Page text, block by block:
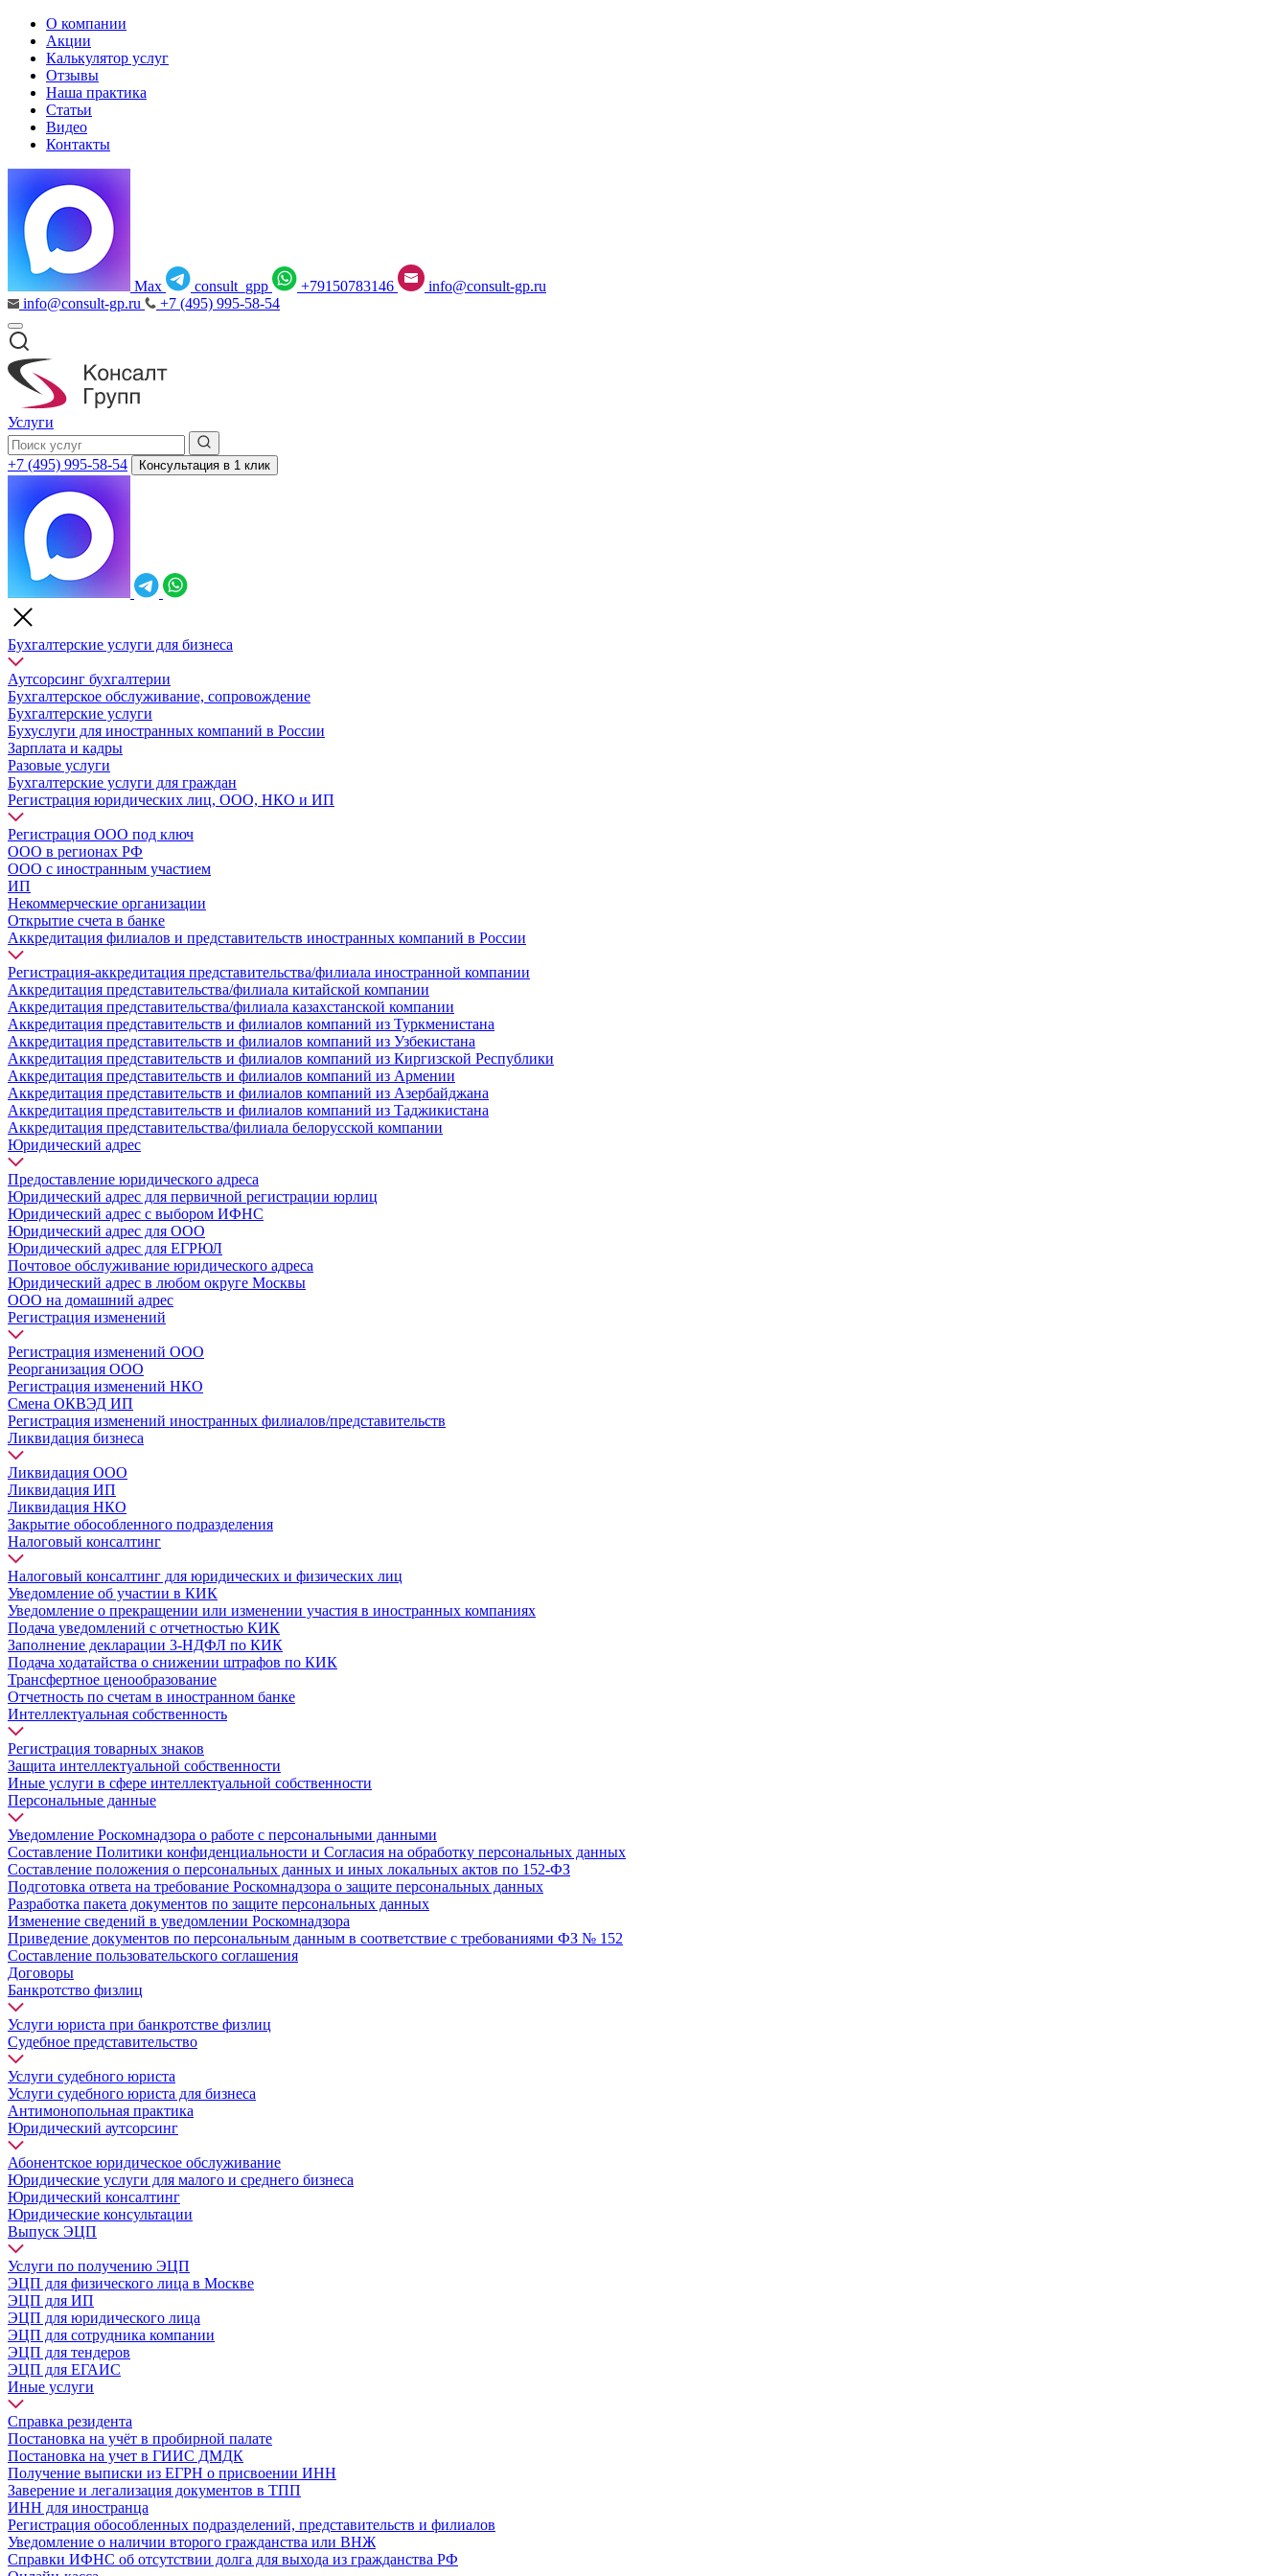
О компании
Акции
Калькулятор услуг
Отзывы
Наша практика
Статьи
Видео
Контакты
Max consult_gpp +79150783146
info@consult-gp.ru
info@consult-gp.ru
+7 (495) 995-58-54
Услуги
+7 (495) 995-58-54 Консультация в 1 клик
Бухгалтерские услуги для бизнеса
Аутсорсинг бухгалтерии
Бухгалтерское обслуживание, сопровождение
Бухгалтерские услуги
Бухуслуги для иностранных компаний в России
Зарплата и кадры
Разовые услуги
Бухгалтерские услуги для граждан
Регистрация юридических лиц, ООО, НКО и ИП
Регистрация ООО под ключ
ООО в регионах РФ
ООО с иностранным участием
ИП
Некоммерческие организации
Открытие счета в банке
Аккредитация филиалов и представительств иностранных компаний в России
Регистрация-аккредитация представительства/филиала иностранной компании
Аккредитация представительства/филиала китайской компании
Аккредитация представительства/филиала казахстанской компании
Аккредитация представительств и филиалов компаний из Туркменистана
Аккредитация представительств и филиалов компаний из Узбекистана
Аккредитация представительств и филиалов компаний из Киргизской Республики
Аккредитация представительств и филиалов компаний из Армении
Аккредитация представительств и филиалов компаний из Азербайджана
Аккредитация представительств и филиалов компаний из Таджикистана
Аккредитация представительства/филиала белорусской компании
Юридический адрес
Предоставление юридического адреса
Юридический адрес для первичной регистрации юрлиц
Юридический адрес с выбором ИФНС
Юридический адрес для ООО
Юридический адрес для ЕГРЮЛ
Почтовое обслуживание юридического адреса
Юридический адрес в любом округе Москвы
ООО на домашний адрес
Регистрация изменений
Регистрация изменений ООО
Реорганизация ООО
Регистрация изменений НКО
Смена ОКВЭД ИП
Регистрация изменений иностранных филиалов/представительств
Ликвидация бизнеса
Ликвидация ООО
Ликвидация ИП
Ликвидация НКО
Закрытие обособленного подразделения
Налоговый консалтинг
Налоговый консалтинг для юридических и физических лиц
Уведомление об участии в КИК
Уведомление о прекращении или изменении участия в иностранных компаниях
Подача уведомлений с отчетностью КИК
Заполнение декларации 3-НДФЛ по КИК
Подача ходатайства о снижении штрафов по КИК
Трансфертное ценообразование
Отчетность по счетам в иностранном банке
Интеллектуальная собственность
Регистрация товарных знаков
Защита интеллектуальной собственности
Иные услуги в сфере интеллектуальной собственности
Персональные данные
Уведомление Роскомнадзора о работе с персональными данными
Составление Политики конфиденциальности и Согласия на обработку персональных данных
Составление положения о персональных данных и иных локальных актов по 152-ФЗ
Подготовка ответа на требование Роскомнадзора о защите персональных данных
Разработка пакета документов по защите персональных данных
Изменение сведений в уведомлении Роскомнадзора
Приведение документов по персональным данным в соответствие с требованиями ФЗ № 152
Составление пользовательского соглашения
Договоры
Банкротство физлиц
Услуги юриста при банкротстве физлиц
Судебное представительство
Услуги судебного юриста
Услуги судебного юриста для бизнеса
Антимонопольная практика
Юридический аутсорсинг
Абонентское юридическое обслуживание
Юридические услуги для малого и среднего бизнеса
Юридический консалтинг
Юридические консультации
Выпуск ЭЦП
Услуги по получению ЭЦП
ЭЦП для физического лица в Москве
ЭЦП для ИП
ЭЦП для юридического лица
ЭЦП для сотрудника компании
ЭЦП для тендеров
ЭЦП для ЕГАИС
Иные услуги
Справка резидента
Постановка на учёт в пробирной палате
Постановка на учет в ГИИС ДМДК
Получение выписки из ЕГРН о присвоении ИНН
Заверение и легализация документов в ТПП
ИНН для иностранца
Регистрация обособленных подразделений, представительств и филиалов
Уведомление о наличии второго гражданства или ВНЖ
Справки ИФНС об отсутствии долга для выхода из гражданства РФ